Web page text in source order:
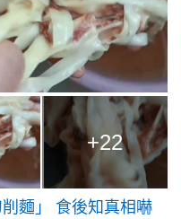
+22
麵」 食後知真相嚇